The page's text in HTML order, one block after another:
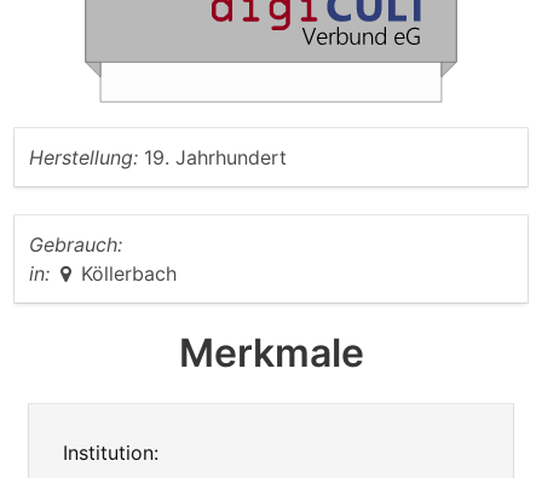
Herstellung: 19. Jahrhundert
Gebrauch:
in:
Köllerbach
Merkmale
Institution: